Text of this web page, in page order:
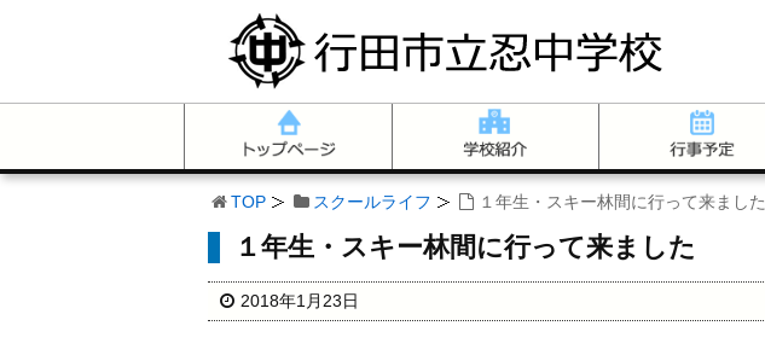
TOP スクールライフ １年生・スキー林間に行って来ました
１年生・スキー林間に行って来ました
2018年1月23日